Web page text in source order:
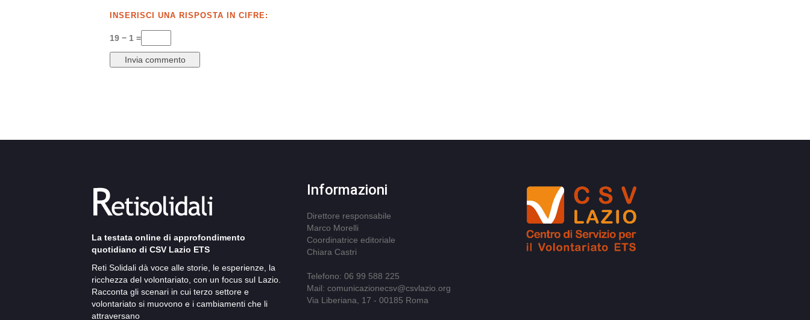
INSERISCI UNA RISPOSTA IN CIFRE:
19 − 1 =
La testata online di approfondimento
quotidiano di CSV Lazio ETS
Reti Solidali dà voce alle storie, le esperienze, la
ricchezza del volontariato, con un focus sul Lazio.
Racconta gli scenari in cui terzo settore e
volontariato si muovono e i cambiamenti che li
attraversano
Informazioni
Direttore responsabile
Marco Morelli
Coordinatrice editoriale
Chiara Castri
Telefono: 06 99 588 225
Mail: comunicazionecsv@csvlazio.org
Via Liberiana, 17 - 00185 Roma